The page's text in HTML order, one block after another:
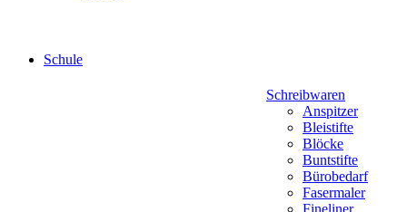
Schule
Schreibwaren
Anspitzer
Bleistifte
Blöcke
Buntstifte
Bürobedarf
Fasermaler
Fineliner